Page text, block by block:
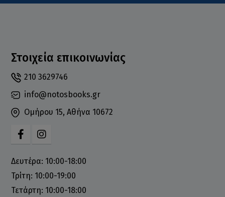
Στοιχεία επικοινωνίας
210 3629746
info@notosbooks.gr
Ομήρου 15, Αθήνα 10672
Δευτέρα: 10:00-18:00
Τρίτη: 10:00-19:00
Τετάρτη: 10:00-18:00